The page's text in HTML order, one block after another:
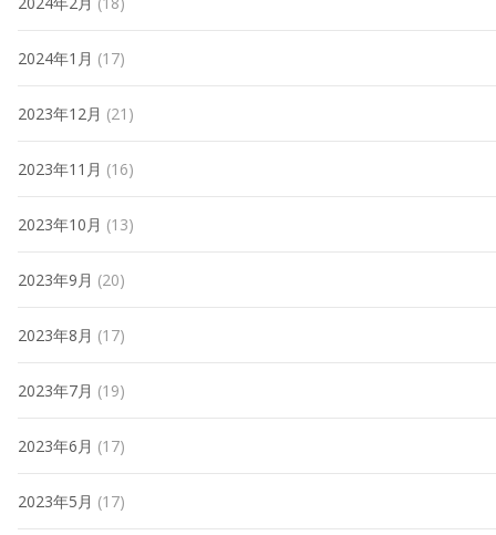
2024年1月 (17)
2023年12月 (21)
2023年11月 (16)
2023年10月 (13)
2023年9月 (20)
2023年8月 (17)
2023年7月 (19)
2023年6月 (17)
2023年5月 (17)